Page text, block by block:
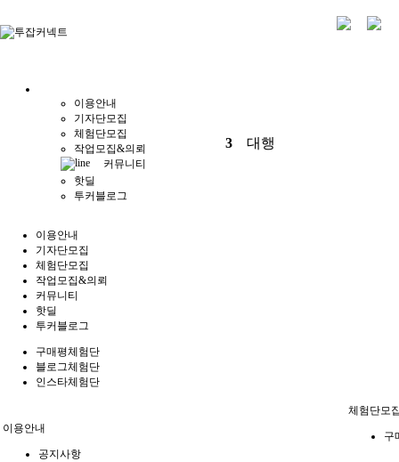
이용안내
기자단모집
체험단모집
작업모집&의뢰
커뮤니티
핫딜
투커블로그
3 대행
이용안내
기자단모집
체험단모집
작업모집&의뢰
커뮤니티
핫딜
투커블로그
구매평체험단
블로그체험단
인스타체험단
이용안내
공지사항
체험단모
구